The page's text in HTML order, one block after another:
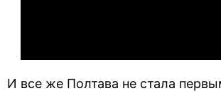
И все же Полтава не стала